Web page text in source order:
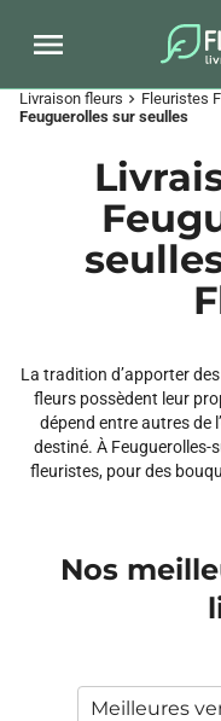
Livraison fleurs chevron_right Fleuristes
Feuguerolles sur seulles
La tradition d’apporter
fleurs possèdent leur
dépend entre autres de
destiné. À Feuguerolles-
fleuristes, pour des
Nos